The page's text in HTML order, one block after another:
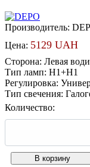
Производитель:
Цена: 5129 UAH
Сторона: Левая
Тип ламп: H1+H1
Регулировка:
Тип свечения:
Количество: